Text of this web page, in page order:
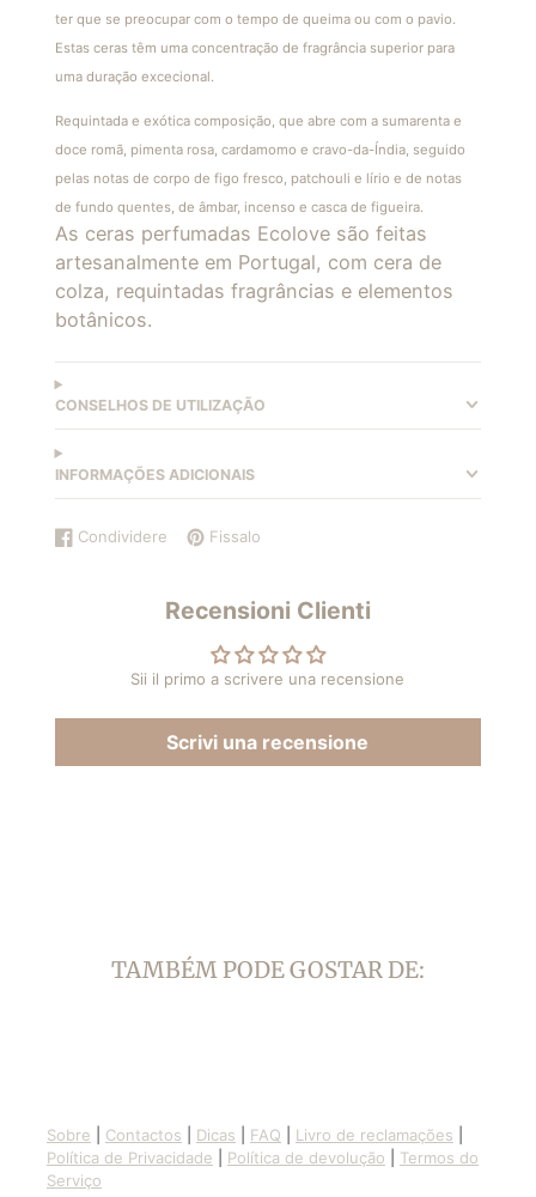
ter que se preocupar com o tempo de queima ou com o pavio.
Estas ceras têm uma concentração de fragrância superior para
uma duração excecional.
Requintada e exótica composição, que abre com a sumarenta e
doce romã, pimenta rosa, cardamomo e cravo-da-Índia, seguido
pelas notas de corpo de figo fresco, patchouli e lírio e de notas
de fundo quentes, de âmbar, incenso e casca de figueira.
As ceras perfumadas Ecolove são feitas
artesanalmente em Portugal, com cera de
colza, requintadas fragrâncias e elementos
botânicos.
CONSELHOS DE UTILIZAÇÃO
INFORMAÇÕES ADICIONAIS
Condividere
Condividi
Si
Fissalo
Aggiungi
su
Si
una
finestra.
Recensioni Clienti
Sii il primo a scrivere una recensione
Scrivi una recensione
TAMBÉM PODE GOSTAR DE:
Sobre Contactos Dicas FAQ Livro de reclamações
Política de Privacidade
Política de devolução
Termos do
Serviço